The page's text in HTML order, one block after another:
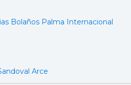
Bolaños Palma Internacional
Arce